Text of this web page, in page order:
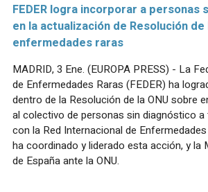
FEDER logra incorporar a personas
en la actualización de Resolución de
enfermedades raras
MADRID, 3 Ene. (EUROPA PRESS) - La
de Enfermedades Raras (FEDER) ha
dentro de la Resolución de la ONU sobre
al colectivo de personas sin diagnóstico
con la Red Internacional de
ha coordinado y liderado esta acción, y la
de España ante la ONU.